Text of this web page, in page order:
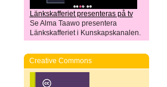
Länkskafferiet presenteras på tv
Se Alma Taawo presentera
Länkskafferiet i Kunskapskanalen.
Creative Commons